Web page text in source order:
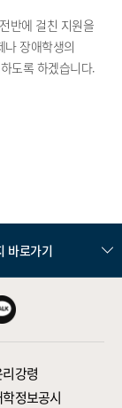
반에 걸친 지원을
장애학생의
도록 하겠습니다.
바로가기
강령
학정보공시